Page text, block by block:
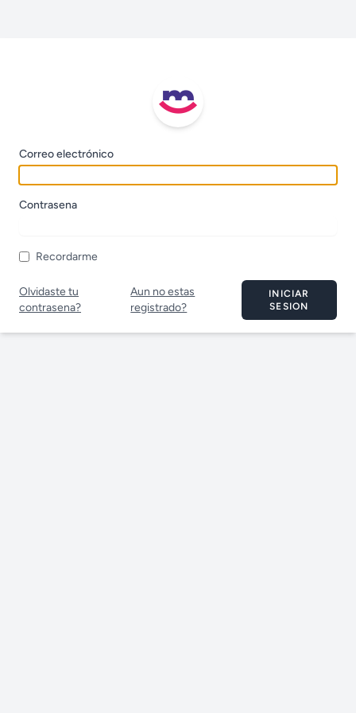
Correo electrónico
Contrasena
Recordarme
Olvidaste tu
contrasena?
Aun no estas
registrado?
INICIAR
SESION